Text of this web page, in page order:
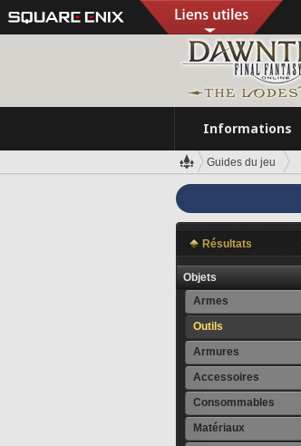
Informations
Guides du jeu
Résultats
Objets
Armes
Outils
Armures
Accessoires
Consommables
Matériaux